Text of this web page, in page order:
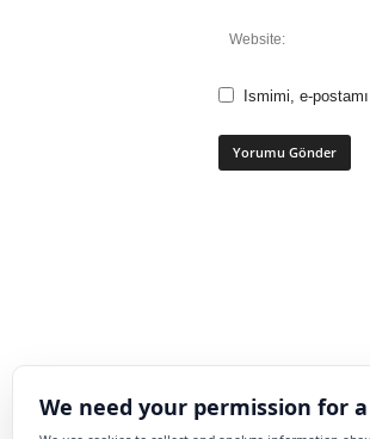
Ismimi, e-